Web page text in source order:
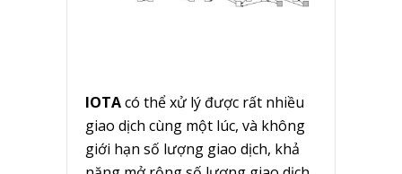
IOTAcó thể xử lý được rất nhiều
giao dịch cùng một lúc, và không
giới hạn số lượng giao dịch, khả